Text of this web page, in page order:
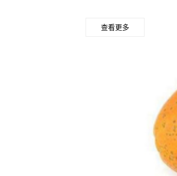
查看更多